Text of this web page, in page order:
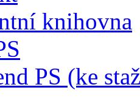
knihovna
PS (ke